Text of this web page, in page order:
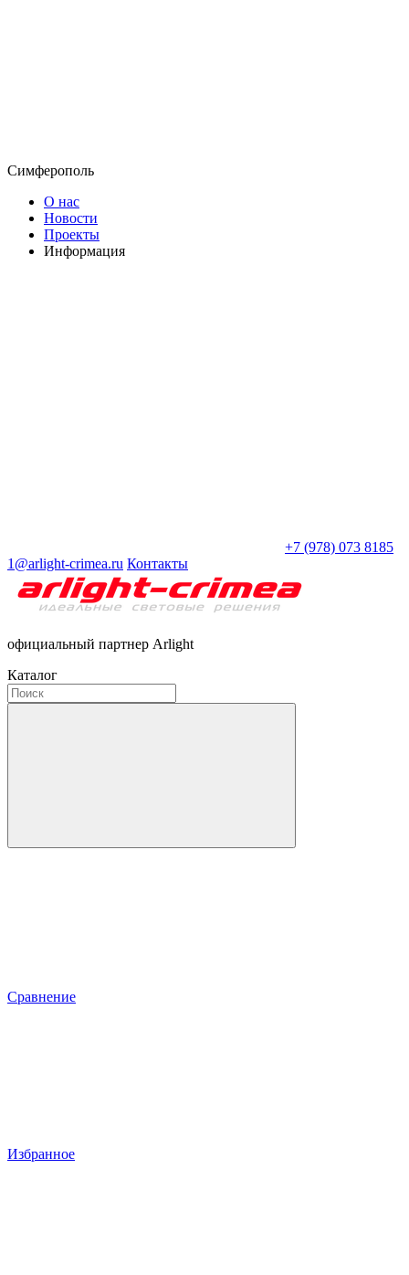
Симферополь
О нас
Новости
Проекты
Информация
+7 (978) 073 8185
1@arlight-crimea.ru Контакты
официальный партнер Arlight
Каталог
Сравнение
Избранное